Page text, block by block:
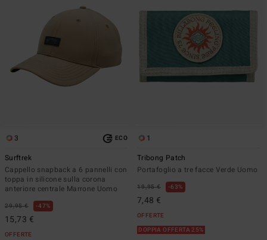
3 ECO
Surftrek
Cappello snapback a 6 pannelli con
toppa in silicone sulla corona
anteriore centrale Marrone Uomo
29,95 € 47%
15,73 €
OFFERTE
1
Tribong Patch
Portafoglio a tre facce Verde Uomo
19,95 € 63%
7,48 €
OFFERTE
DOPPIA OFFERTA 25%